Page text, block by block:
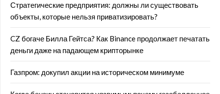
Стратегические предприятия: должны ли существовать
объекты, которые нельзя приватизировать?
CZ богаче Билла Гейтса? Как Binance продолжает печатать
деньги даже на падающем крипторынке
Газпром: докупил акции на историческом минимуме